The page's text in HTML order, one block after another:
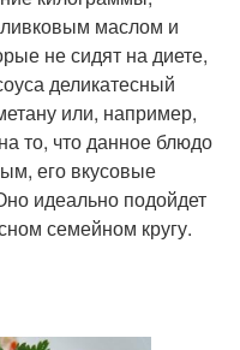
маслом и
не сидят на диете,
деликатесный
или, например,
то, что данное блюдо
его вкусовые
идеально подойдет
семейном кругу.